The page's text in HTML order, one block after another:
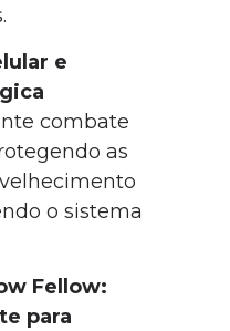
e
combate
as
o sistema
Fellow:
para